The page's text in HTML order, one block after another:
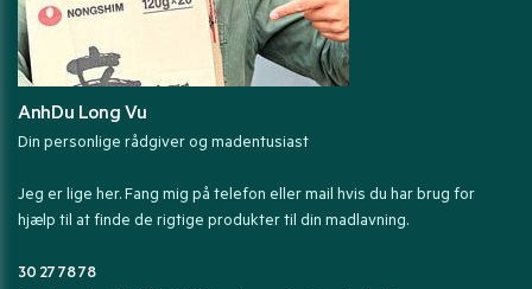
AnhDu Long Vu
Din personlige rådgiver og madentusiast
Jeg er lige her. Fang mig på telefon eller mail hvis du har brug for
hjælp til at finde de rigtige produkter til din madlavning.
30 27 78 78